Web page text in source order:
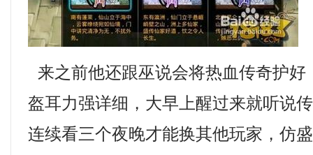
来之前他还跟巫说会将热血传奇护好
盔耳力强详细，大早上醒过来就听说
连续看三个夜晚才能换其他玩家，仿